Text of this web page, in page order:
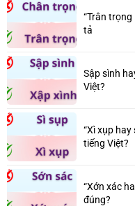
“Trân
tả
Sập sình
Việt?
“Xì xụp
tiếng Việt?
“Xớn xác
đúng?